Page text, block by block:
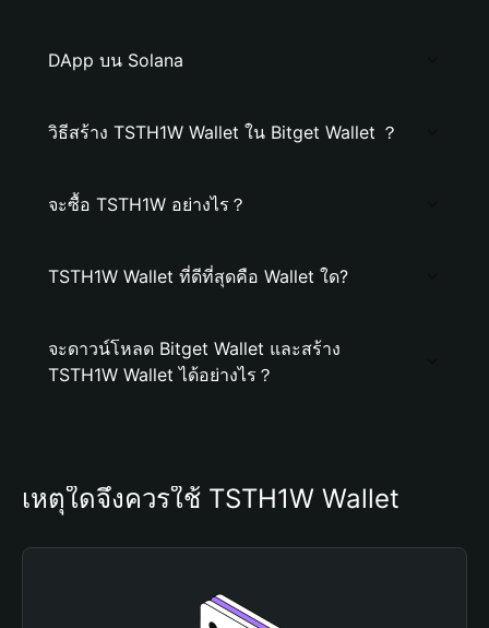
DApp บน Solana
วิธีสร้าง TSTH1W Wallet ใน Bitget Wallet ？
จะซื้อ TSTH1W อย่างไร？
TSTH1W Wallet ที่ดีที่สุดคือ Wallet ใด?
จะดาวน์โหลด Bitget Wallet และสร้าง
TSTH1W Wallet ได้อย่างไร？
เหตุใดจึงควรใช้ TSTH1W Wallet